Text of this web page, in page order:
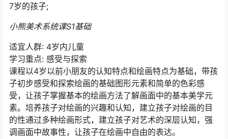
7岁的孩子;
小熊美术系统课S1基础
适宜人群: 4岁内儿童
学习重点: 感受与探索
课程以4岁以前小朋友的认知特点和绘画特点为基础，带孩
子初步感受和探索绘画的基础图形元素和简单的色彩感
受，让孩子掌握基本的绘画方法了解画面中的基本美学元
素。培养孩子对绘画的兴趣和认知，建立孩子对绘画的目
的性通过多种绘画形式，建立孩子对艺术的深层认知，强
调画面中故事性，让孩子在绘画中自由的表达。